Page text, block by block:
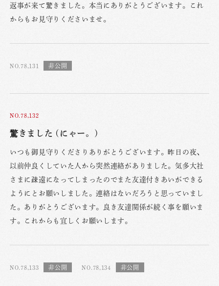
返事が来て驚きました。本当にありがとうございます。これ
からもお見守りくださいませ。
NO.78,131
NO.78,132
驚きました (にゃー。)
いつも御見守りくださりありがとうございます。昨日の夜、
以前仲良くしていた人から突然連絡がありました。気多大社
さまに疎遠になってしまったのでまた友達付きあいができる
ようにとお願いしました。連絡はないだろうと思っていまし
た。ありがとうございます。良き友達関係が続く事を願いま
す。これからも宜しくお願いします。
NO.78,133 NO.78,134